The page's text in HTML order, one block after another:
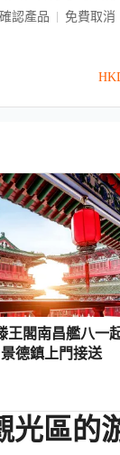
認產品 免費取消
王閣南昌艦八一
德鎮上門接送
光區的